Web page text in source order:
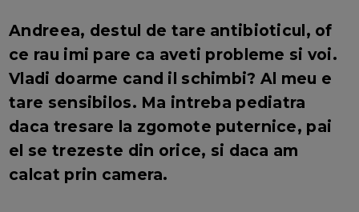
Andreea, destul de tare antibioticul, of
ce rau imi pare ca aveti probleme si voi.
Vladi doarme cand il schimbi? Al meu e
tare sensibilos. Ma intreba pediatra
daca tresare la zgomote puternice, pai
el se trezeste din orice, si daca am
calcat prin camera.